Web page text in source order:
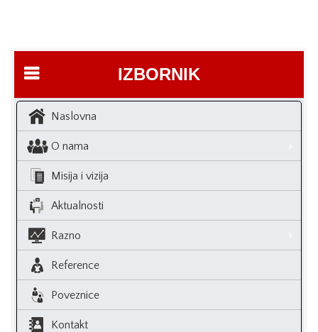
IZBORNIK
Naslovna
O nama
Misija i vizija
Aktualnosti
Razno
Reference
Poveznice
Kontakt